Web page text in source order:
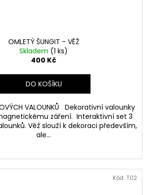
OMLETÝ ŠUNGIT - VĚŽ
Skladem (1 ks)
400 Kč
DO KOŠÍKU
VALOUNKŮ Dekorativní valounky
záření. Interaktivní set 3
Věž slouží k dekoraci především,
ale...
Kód: T02